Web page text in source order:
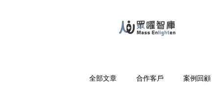
全部文章 合作客戶 案例回顧